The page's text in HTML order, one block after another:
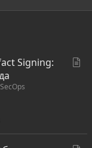
Signing: